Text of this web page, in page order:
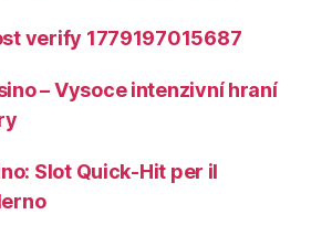
verify 1779197015687
– Vysoce intenzivní hraní
Slot Quick‑Hit per il